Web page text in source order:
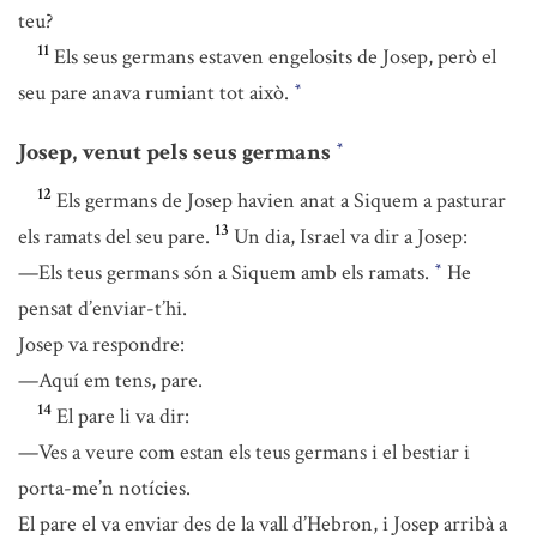
teu?
11 Els seus germans estaven engelosits de Josep, però el
seu pare anava rumiant tot això. *
Josep, venut pels seus germans *
12 Els germans de Josep havien anat a Siquem a pasturar
els ramats del seu pare. 13 Un dia, Israel va dir a Josep:
—Els teus germans són a Siquem amb els ramats. * He
pensat d’enviar-t’hi.
Josep va respondre:
—Aquí em tens, pare.
14 El pare li va dir:
—Ves a veure com estan els teus germans i el bestiar i
porta-me’n notícies.
El pare el va enviar des de la vall d’Hebron, i Josep arribà a